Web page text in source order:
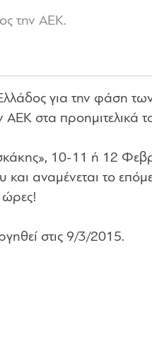
την ΑΕΚ.
για την φάση
ΑΕΚ στα προημιτελικά
10-11 ή 12
και αναμένεται το
ώρες!
στις 9/3/2015.